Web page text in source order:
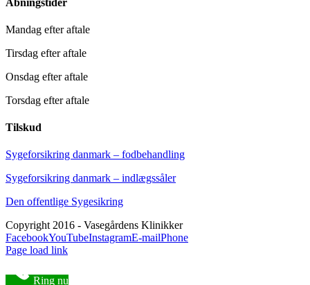
Mandag efter aftale
Tirsdag efter aftale
Onsdag efter aftale
Torsdag efter aftale
Tilskud
Sygeforsikring danmark – fodbehandling
Sygeforsikring danmark – indlægssåler
Den offentlige Sygesikring
Copyright 2016 - Vasegårdens Klinikker
FacebookYouTubeInstagramE-mailPhone
Page load link
Ring nu